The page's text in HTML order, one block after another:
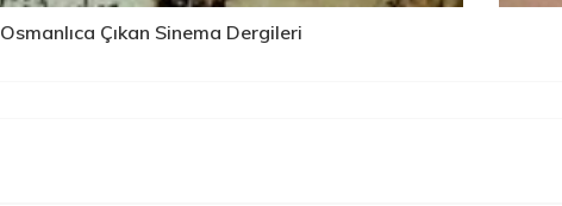
Osmanlıca Çıkan Sinema Dergileri